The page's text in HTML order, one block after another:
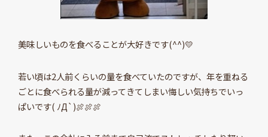
美味しいものを食べることが大好きです(^^)💛
若い頃は2人前くらいの量を食べていたのですが、年を重ねる
ごとに食べられる量が減ってきてしまい悔しい気持ちでいっ
ぱいです( ﾉД`)🍖🍖🍖